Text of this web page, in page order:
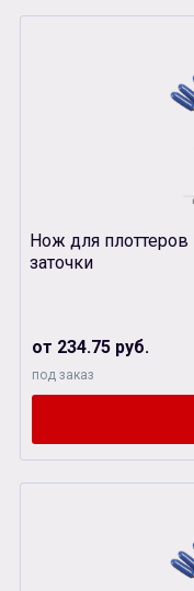
Нож для плоттеров
заточки
от 234.75 руб.
под заказ